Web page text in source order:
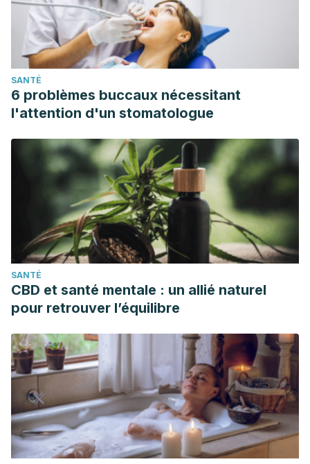
Claudio González Rodríguez. “Infarto agudo de miocardio.
Actualización de la Guía de Práctica Clínica.”
Finlay6.2 (2016): 170-190.
Suboc T. Introducción a la miocardiopatía – Trastornos del
corazón y los vasos sanguíneos [Internet]. Manual MSD
versión para público general. 2019. Available from:
https://www.msdmanuals.com/es-ve/hogar/trastornos-del-
coraz%C3%B3n-y-los-vasos-
sangu%C3%ADneos/miocardiopat%C3%ADa/
a-la-miocardiopat%C3%ADa.
CURTO, SERGIO, Omar Prats, and MARIO ZELARAYAN.
“Mortalidad por enfermedades cardiovasculares: Uruguay,
2009.”Revista Uruguaya de Cardiología 26.3 (2011): 189-
196.
SANTÉ
6 problèmes buccaux nécessitant
l'attention d'un stomatologue
SANTÉ
CBD et santé mentale : un allié naturel
pour retrouver l’équilibre